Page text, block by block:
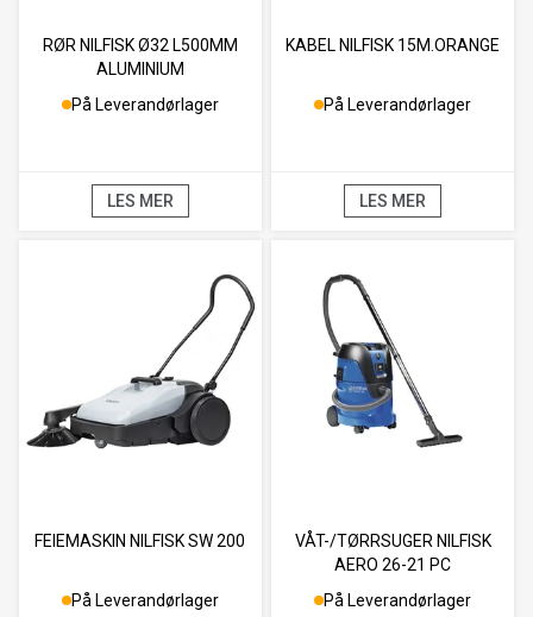
RØR NILFISK Ø32 L500MM
ALUMINIUM
På Leverandørlager
LES MER
KABEL NILFISK 15M.ORANGE
På Leverandørlager
LES MER
FEIEMASKIN NILFISK SW 200
På Leverandørlager
VÅT-/TØRRSUGER NILFISK
AERO 26-21 PC
På Leverandørlager